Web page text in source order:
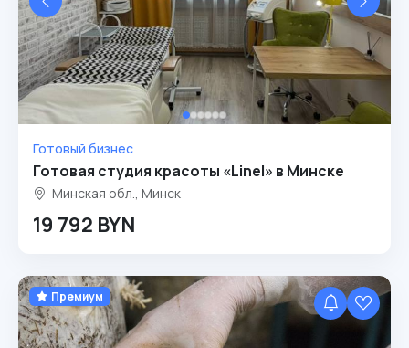
Готовый бизнес
Готовая студия красоты «Linel» в Минске
Минская обл., Минск
19 792 BYN
Премиум